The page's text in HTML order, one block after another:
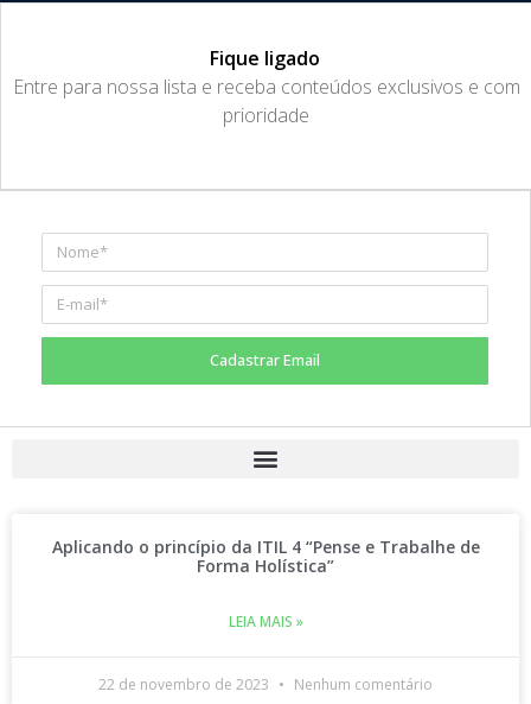
Fique ligado
​Entre para nossa lista e receba conteúdos exclusivos e com
prioridade
Cadastrar Email
Aplicando o princípio da ITIL 4 “Pense e Trabalhe de
Forma Holística”
LEIA MAIS »
22 de novembro de 2023 Nenhum comentário